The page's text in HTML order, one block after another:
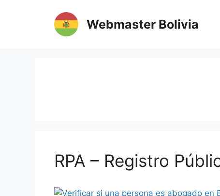
Webmaster Bolivia
RPA – Registro